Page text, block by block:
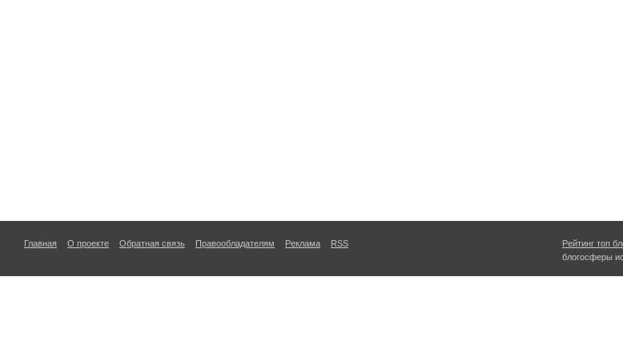
Главная О проекте Обратная связь Правообладателям Реклама RSS Рейтинг топ
блогосферы